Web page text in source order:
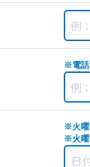
※電話
※火曜
※火曜